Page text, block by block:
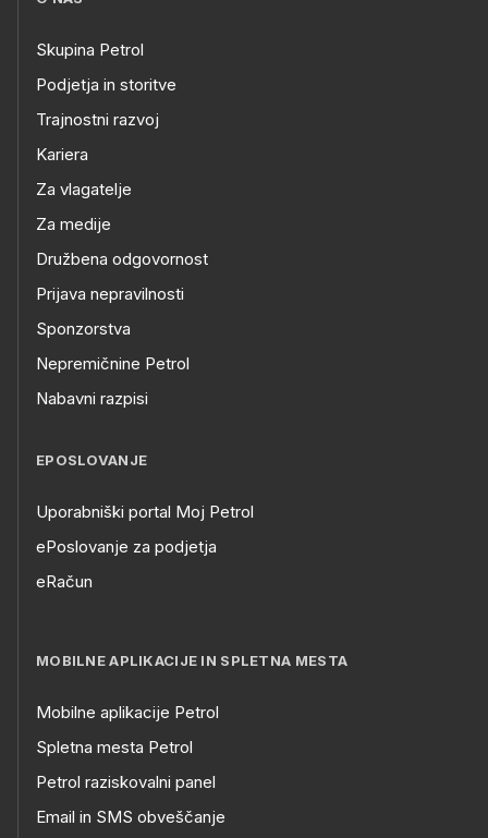
Skupina Petrol
Podjetja in storitve
Trajnostni razvoj
Kariera
Za vlagatelje
Za medije
Družbena odgovornost
Prijava nepravilnosti
Sponzorstva
Nepremičnine Petrol
Nabavni razpisi
EPOSLOVANJE
Uporabniški portal Moj Petrol
ePoslovanje za podjetja
eRačun
MOBILNE APLIKACIJE IN SPLETNA MESTA
Mobilne aplikacije Petrol
Spletna mesta Petrol
Petrol raziskovalni panel
Email in SMS obveščanje